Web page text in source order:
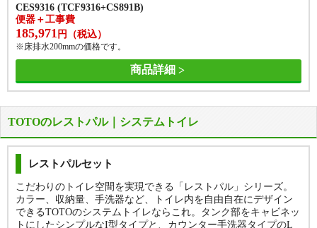
CES9316 (TCF9316+CS891B)
便器＋工事費
185,971 円（税込）
※床排水200mmの価格です。
商品詳細
TOTOのレストパル｜システムトイレ
レストパルセット
こだわりのトイレ空間を実現できる「レストパル」シリーズ。
カラー、収納量、手洗器など、トイレ内を自由自在にデザイン
できるTOTOのシステムトイレならこれ。タンク部をキャビネッ
トにしたシンプルなI型タイプと、カウンター手洗器タイプのL